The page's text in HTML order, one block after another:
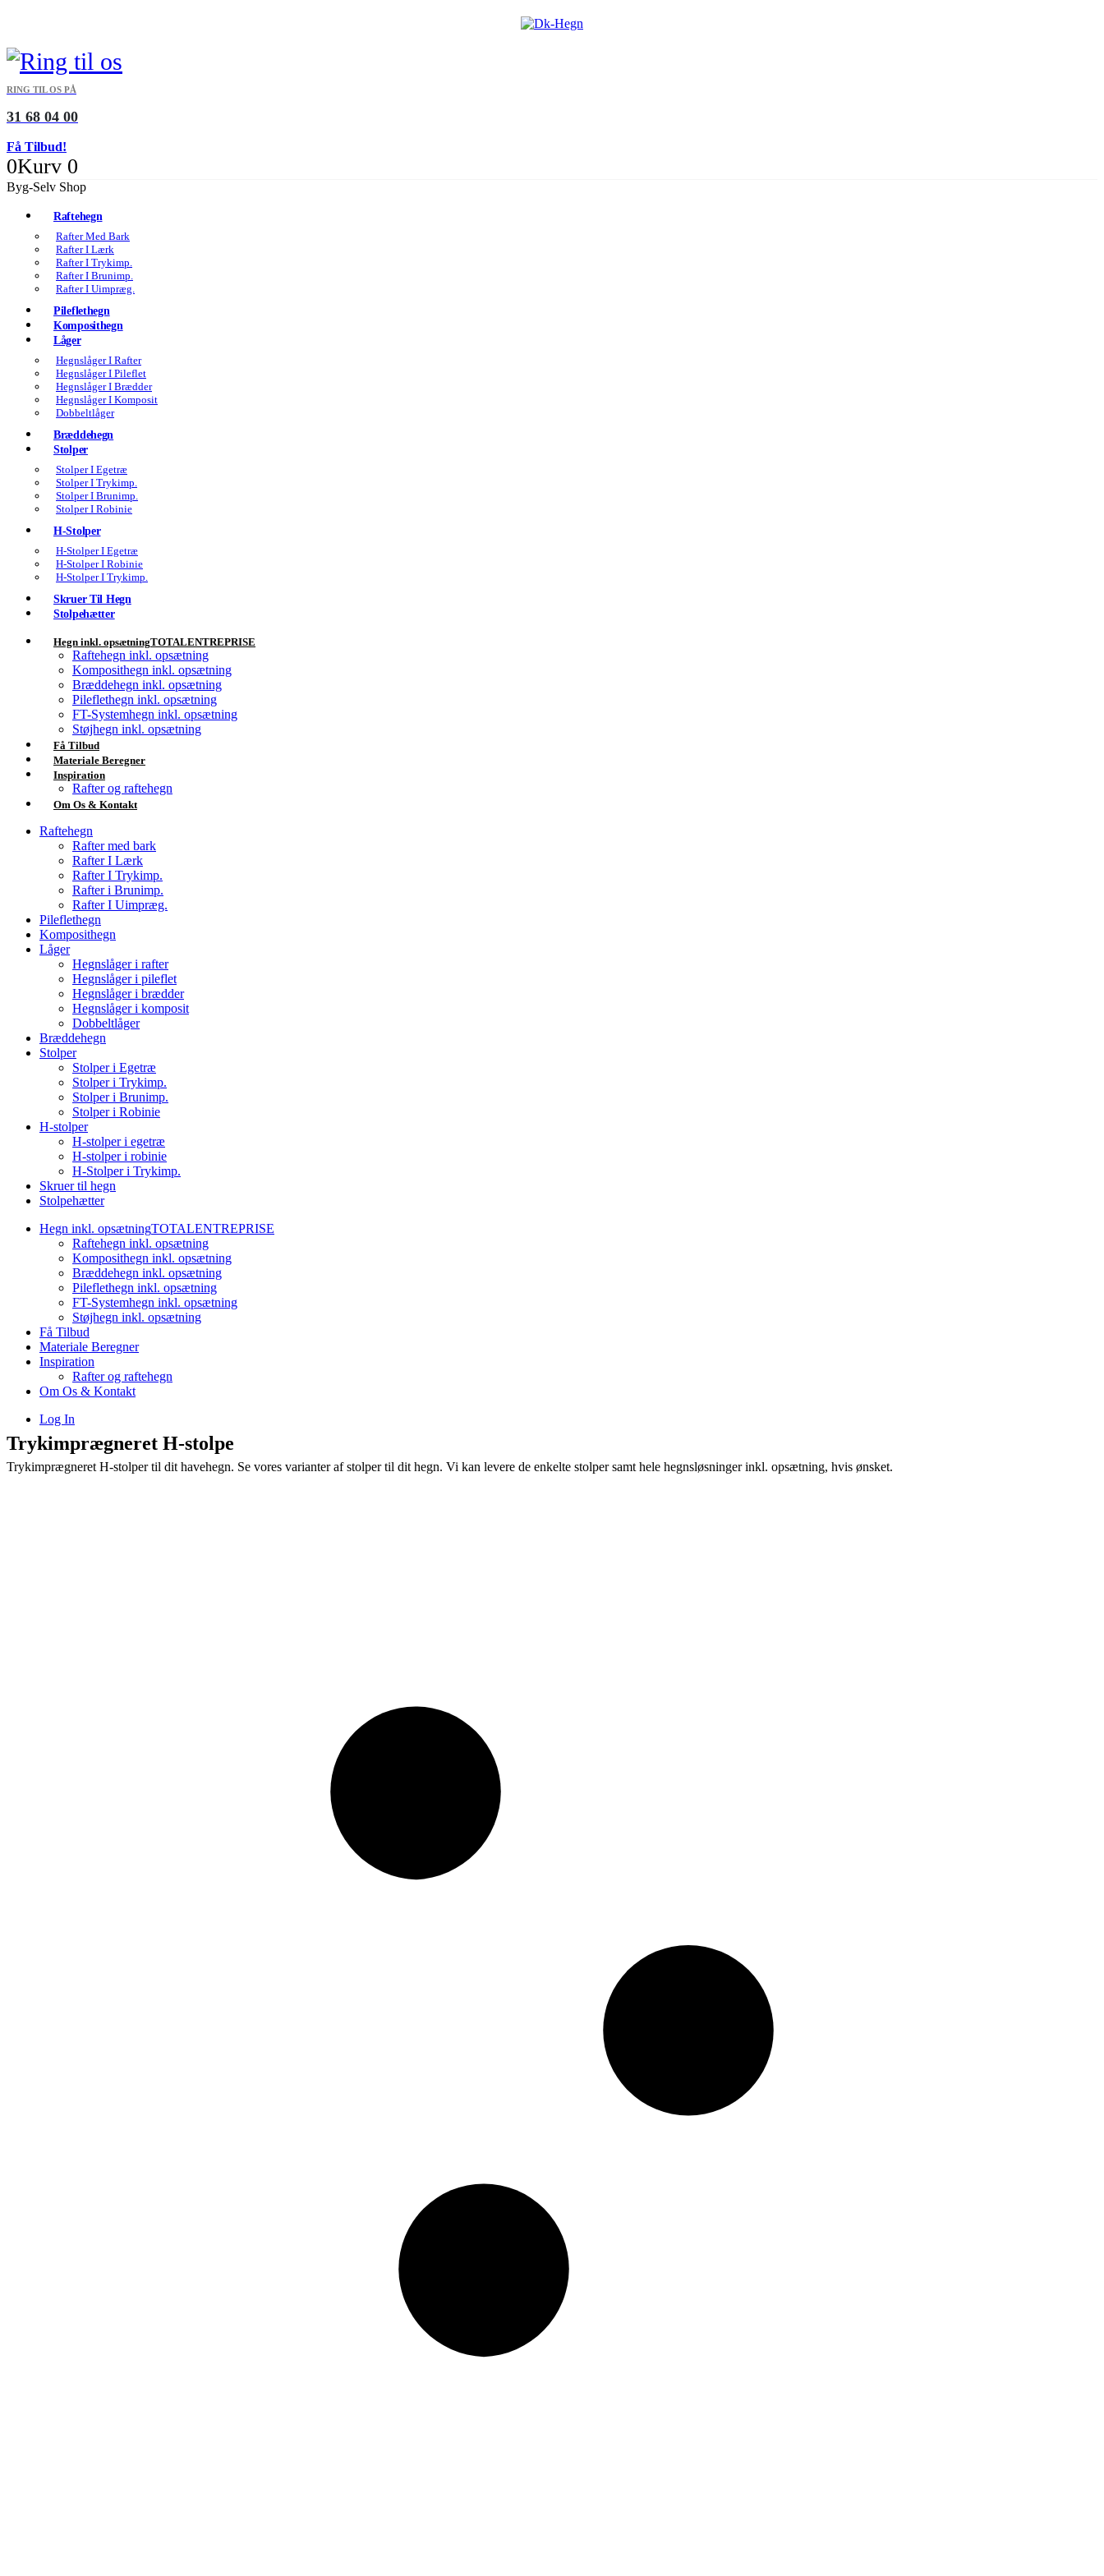
RING TIL OS PÅ
31 68 04 00
Få Tilbud!
0Kurv 0
Byg-Selv Shop
Raftehegn
Rafter Med Bark
Rafter I Lærk
Rafter I Trykimp.
Rafter I Brunimp.
Rafter I Uimpræg.
Pileflethegn
Komposithegn
Låger
Hegnslåger I Rafter
Hegnslåger I Pileflet
Hegnslåger I Brædder
Hegnslåger I Komposit
Dobbeltlåger
Bræddehegn
Stolper
Stolper I Egetræ
Stolper I Trykimp.
Stolper I Brunimp.
Stolper I Robinie
H-Stolper
H-Stolper I Egetræ
H-Stolper I Robinie
H-Stolper I Trykimp.
Skruer Til Hegn
Stolpehætter
Hegn inkl. opsætningTOTALENTREPRISE
Raftehegn inkl. opsætning
Komposithegn inkl. opsætning
Bræddehegn inkl. opsætning
Pileflethegn inkl. opsætning
FT-Systemhegn inkl. opsætning
Støjhegn inkl. opsætning
Få Tilbud
Materiale Beregner
Inspiration
Rafter og raftehegn
Om Os & Kontakt
Raftehegn
Rafter med bark
Rafter I Lærk
Rafter I Trykimp.
Rafter i Brunimp.
Rafter I Uimpræg.
Pileflethegn
Komposithegn
Låger
Hegnslåger i rafter
Hegnslåger i pileflet
Hegnslåger i brædder
Hegnslåger i komposit
Dobbeltlåger
Bræddehegn
Stolper
Stolper i Egetræ
Stolper i Trykimp.
Stolper i Brunimp.
Stolper i Robinie
H-stolper
H-stolper i egetræ
H-stolper i robinie
H-Stolper i Trykimp.
Skruer til hegn
Stolpehætter
Hegn inkl. opsætningTOTALENTREPRISE
Raftehegn inkl. opsætning
Komposithegn inkl. opsætning
Bræddehegn inkl. opsætning
Pileflethegn inkl. opsætning
FT-Systemhegn inkl. opsætning
Støjhegn inkl. opsætning
Få Tilbud
Materiale Beregner
Inspiration
Rafter og raftehegn
Om Os & Kontakt
Log In
Trykimprægneret H-stolpe
Trykimprægneret H-stolper til dit havehegn. Se vores varianter af stolper til dit hegn. Vi kan levere de enkelte stolper samt hele hegnsløsninger inkl. opsætning, hvis ønsket.